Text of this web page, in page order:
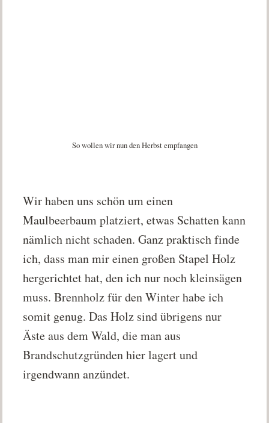
So wollen wir nun den Herbst empfangen
Wir haben uns schön um einen
Maulbeerbaum platziert, etwas Schatten kann
nämlich nicht schaden. Ganz praktisch finde
ich, dass man mir einen großen Stapel Holz
hergerichtet hat, den ich nur noch kleinsägen
muss. Brennholz für den Winter habe ich
somit genug. Das Holz sind übrigens nur
Äste aus dem Wald, die man aus
Brandschutzgründen hier lagert und
irgendwann anzündet.